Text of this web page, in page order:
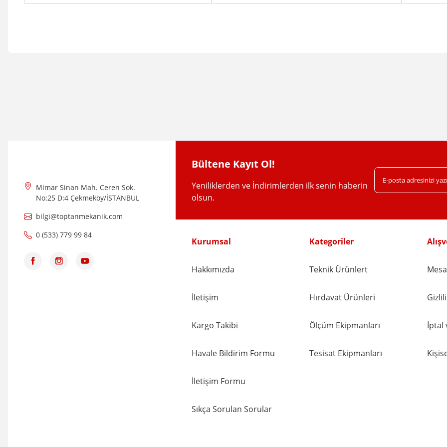
Mimar Sinan Mah. Ceren Sok.
No:25 D:4 Çekmeköy/İSTANBUL
bilgi@toptanmekanik.com
0 (533) 779 99 84
Bültene Kayıt Ol!
Yeniliklerden ve İndirimlerden ilk senin haberin
olsun.
Kurumsal
Hakkımızda
İletişim
Kargo Takibi
Havale Bildirim Formu
İletişim Formu
Sıkça Sorulan Sorular
Kategoriler
Teknik Ürünlert
Hırdavat Ürünleri
Ölçüm Ekipmanları
Tesisat Ekipmanları
İptal